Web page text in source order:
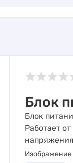
Блок
Блок
Работает
напряжения
Изображение